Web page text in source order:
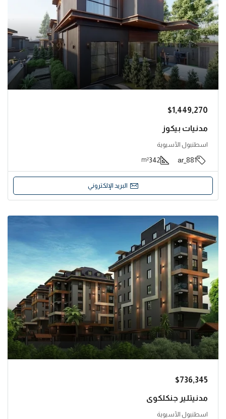
$1,449,270
مدنيات بيكوز
اسطنبول الآسيوية
881_ar
342
m²
البريد الإلكتروني
$736,345
مدنيتلير جنكلكوي
اسطنبول الآسيوية